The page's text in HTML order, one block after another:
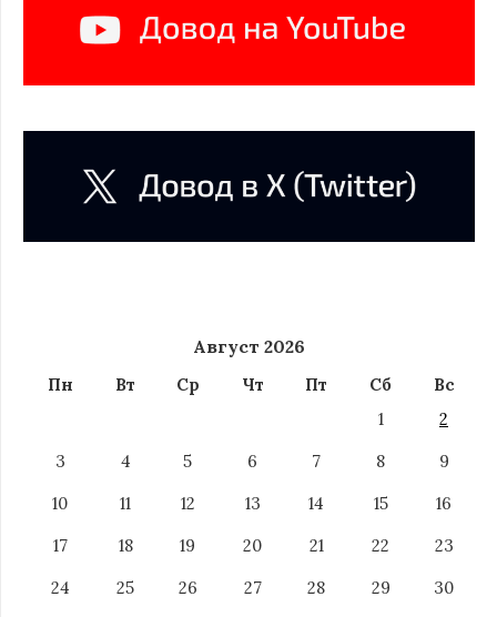
Август 2026
Пн Вт Ср Чт Пт Сб
Вс
1
2
3
4 5 6 7 8
9
10
11 12 13 14 15
16
17
18 19 20 21 22
23
24
25 26 27 28 29
30